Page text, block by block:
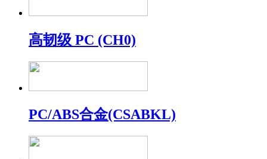
高韧级 PC (CH0)
PC/ABS合金(CSABKL)